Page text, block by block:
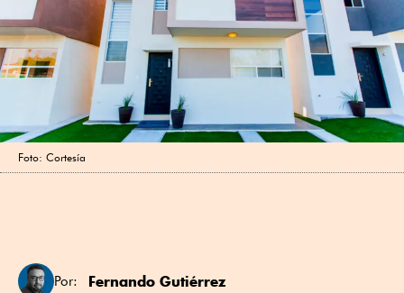
Foto: Cortesía
Por: Fernando Gutiérrez